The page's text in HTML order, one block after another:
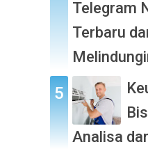
Telegram
Terbaru
Analisa